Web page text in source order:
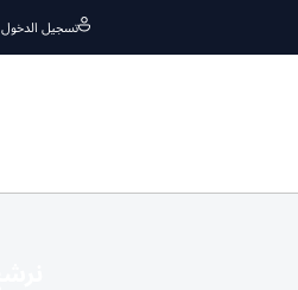
تسجيل الدخول